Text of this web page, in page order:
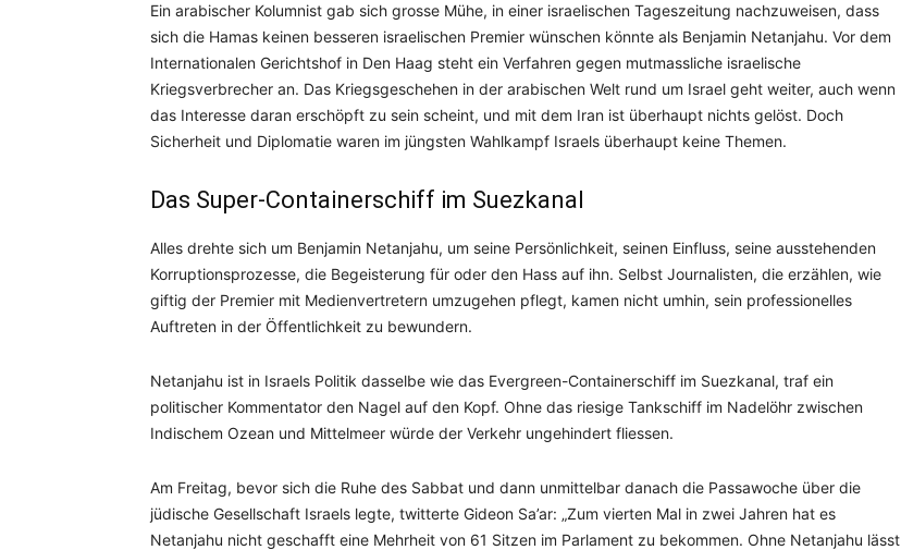
Ein arabischer Kolumnist gab sich grosse Mühe, in einer israelischen Tageszeitung nachzuweisen, dass
sich die Hamas keinen besseren israelischen Premier wünschen könnte als Benjamin Netanjahu. Vor dem
Internationalen Gerichtshof in Den Haag steht ein Verfahren gegen mutmassliche israelische
Kriegsverbrecher an. Das Kriegsgeschehen in der arabischen Welt rund um Israel geht weiter, auch wenn
das Interesse daran erschöpft zu sein scheint, und mit dem Iran ist überhaupt nichts gelöst. Doch
Sicherheit und Diplomatie waren im jüngsten Wahlkampf Israels überhaupt keine Themen.
Das Super-Containerschiff im Suezkanal
Alles drehte sich um Benjamin Netanjahu, um seine Persönlichkeit, seinen Einfluss, seine ausstehenden
Korruptionsprozesse, die Begeisterung für oder den Hass auf ihn. Selbst Journalisten, die erzählen, wie
giftig der Premier mit Medienvertretern umzugehen pflegt, kamen nicht umhin, sein professionelles
Auftreten in der Öffentlichkeit zu bewundern.
Netanjahu ist in Israels Politik dasselbe wie das Evergreen-Containerschiff im Suezkanal, traf ein
politischer Kommentator den Nagel auf den Kopf. Ohne das riesige Tankschiff im Nadelöhr zwischen
Indischem Ozean und Mittelmeer würde der Verkehr ungehindert fliessen.
Am Freitag, bevor sich die Ruhe des Sabbat und dann unmittelbar danach die Passawoche über die
jüdische Gesellschaft Israels legte, twitterte Gideon Sa’ar: „Zum vierten Mal in zwei Jahren hat es
Netanjahu nicht geschafft eine Mehrheit von 61 Sitzen im Parlament zu bekommen. Ohne Netanjahu lässt